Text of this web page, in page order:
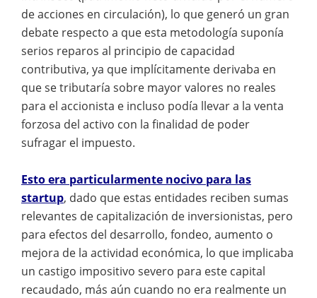
de acciones en circulación), lo que generó un gran
debate respecto a que esta metodología suponía
serios reparos al principio de capacidad
contributiva, ya que implícitamente derivaba en
que se tributaría sobre mayor valores no reales
para el accionista e incluso podía llevar a la venta
forzosa del activo con la finalidad de poder
sufragar el impuesto.
Esto era particularmente nocivo para las
startup, dado que estas entidades reciben sumas
relevantes de capitalización de inversionistas, pero
para efectos del desarrollo, fondeo, aumento o
mejora de la actividad económica, lo que implicaba
un castigo impositivo severo para este capital
recaudado, más aún cuando no era realmente un